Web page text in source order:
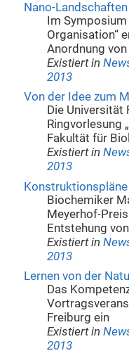
Nano-
Im
Organisation“
Anordnung
Existiert in
2013
Von der Idee zum
Die
Ringvorlesung
Fakultät für
Existiert in
2013
Biochemiker
Meyerhof-
Entstehung
Existiert in
2013
Lernen von der
Das
Freiburg ein
Existiert in
2013